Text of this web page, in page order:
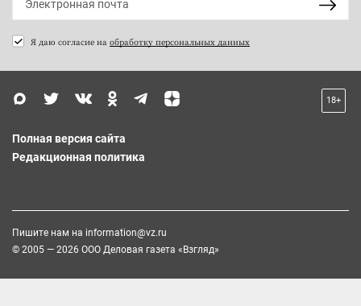
Я даю согласие на обработку персональных данных
18+
Полная версия сайта
Редакционная политика
Пишите нам на information@vz.ru
© 2005 — 2026 ООО Деловая газета «Взгляд»